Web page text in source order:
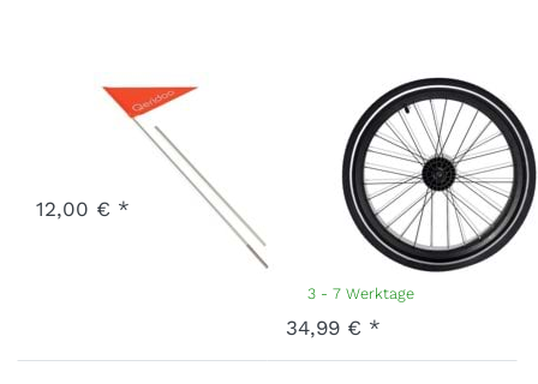
Wimpel
X-PN10-22-OR-1A
12,00 € *
Komplettrad
20" Speedkid
2021 (ohne
Gummikappe)
X-RAD-20E-21-SET
3 - 7 Werktage
34,99 € *